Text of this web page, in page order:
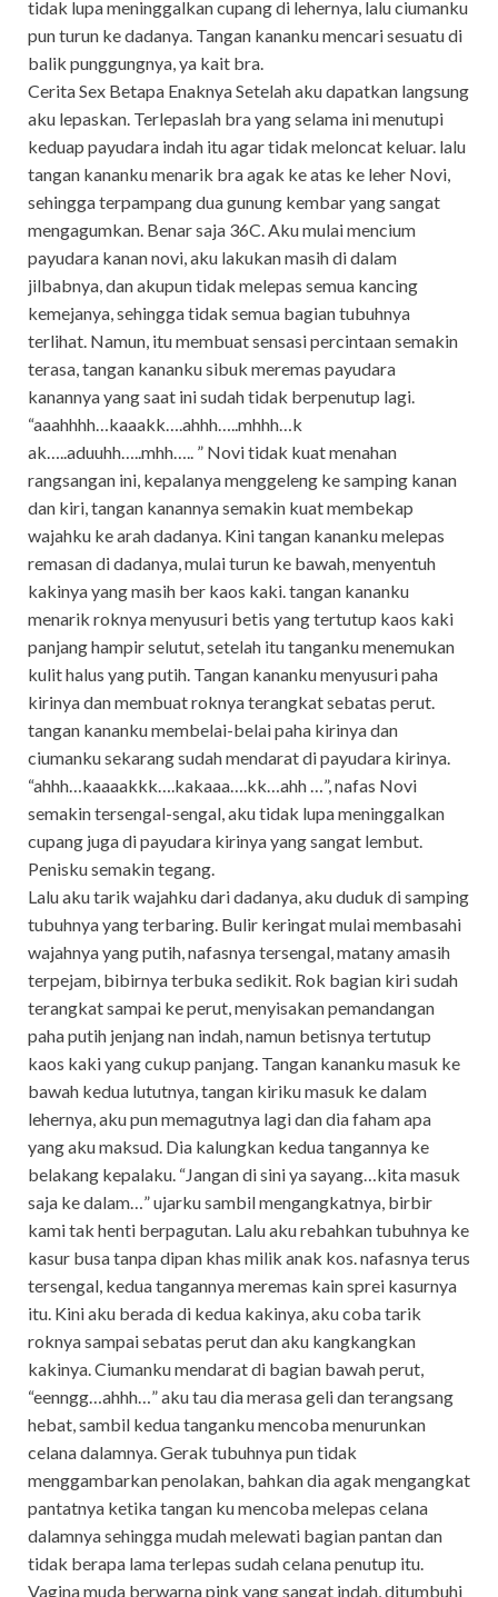
tidak lupa meninggalkan cupang di lehernya, lalu ciumanku
pun turun ke dadanya. Tangan kananku mencari sesuatu di
balik punggungnya, ya kait bra.
Cerita Sex Betapa Enaknya Setelah aku dapatkan langsung
aku lepaskan. Terlepaslah bra yang selama ini menutupi
keduap payudara indah itu agar tidak meloncat keluar. lalu
tangan kananku menarik bra agak ke atas ke leher Novi,
sehingga terpampang dua gunung kembar yang sangat
mengagumkan. Benar saja 36C. Aku mulai mencium
payudara kanan novi, aku lakukan masih di dalam
jilbabnya, dan akupun tidak melepas semua kancing
kemejanya, sehingga tidak semua bagian tubuhnya
terlihat. Namun, itu membuat sensasi percintaan semakin
terasa, tangan kananku sibuk meremas payudara
kanannya yang saat ini sudah tidak berpenutup lagi.
“aaahhhh…kaaakk….ahhh…..mhhh…k
ak…..aduuhh…..mhh….. ” Novi tidak kuat menahan
rangsangan ini, kepalanya menggeleng ke samping kanan
dan kiri, tangan kanannya semakin kuat membekap
wajahku ke arah dadanya. Kini tangan kananku melepas
remasan di dadanya, mulai turun ke bawah, menyentuh
kakinya yang masih ber kaos kaki. tangan kananku
menarik roknya menyusuri betis yang tertutup kaos kaki
panjang hampir selutut, setelah itu tanganku menemukan
kulit halus yang putih. Tangan kananku menyusuri paha
kirinya dan membuat roknya terangkat sebatas perut.
tangan kananku membelai-belai paha kirinya dan
ciumanku sekarang sudah mendarat di payudara kirinya.
“ahhh…kaaaakkk….kakaaa….kk…ahh …”, nafas Novi
semakin tersengal-sengal, aku tidak lupa meninggalkan
cupang juga di payudara kirinya yang sangat lembut.
Penisku semakin tegang.
Lalu aku tarik wajahku dari dadanya, aku duduk di samping
tubuhnya yang terbaring. Bulir keringat mulai membasahi
wajahnya yang putih, nafasnya tersengal, matany amasih
terpejam, bibirnya terbuka sedikit. Rok bagian kiri sudah
terangkat sampai ke perut, menyisakan pemandangan
paha putih jenjang nan indah, namun betisnya tertutup
kaos kaki yang cukup panjang. Tangan kananku masuk ke
bawah kedua lututnya, tangan kiriku masuk ke dalam
lehernya, aku pun memagutnya lagi dan dia faham apa
yang aku maksud. Dia kalungkan kedua tangannya ke
belakang kepalaku. “Jangan di sini ya sayang…kita masuk
saja ke dalam…” ujarku sambil mengangkatnya, birbir
kami tak henti berpagutan. Lalu aku rebahkan tubuhnya ke
kasur busa tanpa dipan khas milik anak kos. nafasnya terus
tersengal, kedua tangannya meremas kain sprei kasurnya
itu. Kini aku berada di kedua kakinya, aku coba tarik
roknya sampai sebatas perut dan aku kangkangkan
kakinya. Ciumanku mendarat di bagian bawah perut,
“eenngg…ahhh…” aku tau dia merasa geli dan terangsang
hebat, sambil kedua tanganku mencoba menurunkan
celana dalamnya. Gerak tubuhnya pun tidak
menggambarkan penolakan, bahkan dia agak mengangkat
pantatnya ketika tangan ku mencoba melepas celana
dalamnya sehingga mudah melewati bagian pantan dan
tidak berapa lama terlepas sudah celana penutup itu.
Vagina muda berwarna pink yang sangat indah, ditumbuhi